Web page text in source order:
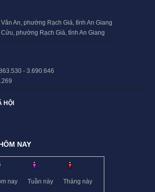
An, phường Rạch Giá, tỉnh An Giang
phường Rạch Giá, tỉnh An Giang
- 3.690.646
HỘI
NAY
nay Tuần này Tháng này